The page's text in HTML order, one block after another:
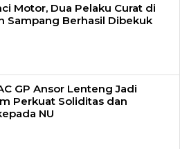
Motor, Dua Pelaku Curat di
Sampang Berhasil Dibekuk
GP Ansor Lenteng Jadi
Perkuat Soliditas dan
NU